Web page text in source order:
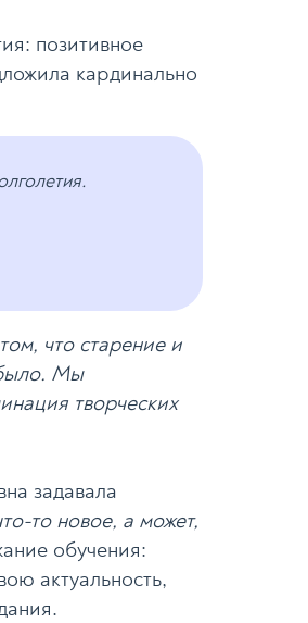
позитивное
кардинально
что старение и
было. Мы
творческих
задавала
то новое, а может,
обучения:
актуальность,